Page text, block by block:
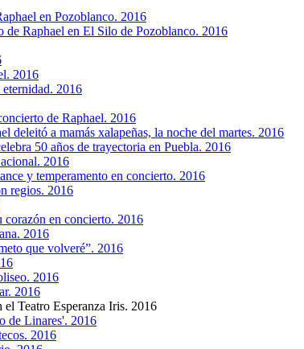
en Pozoblanco. 2016
de Raphael en El Silo de Pozoblanco. 2016
2016
eternidad. 2016
de Raphael. 2016
deleitó a mamás xalapeñas, la noche del martes. 2016
50 años de trayectoria en Puebla. 2016
2016
y temperamento en concierto. 2016
regios. 2016
en concierto. 2016
2016
que volveré”. 2016
2016
2016
el Teatro Esperanza Iris. 2016
de Linares'. 2016
2016